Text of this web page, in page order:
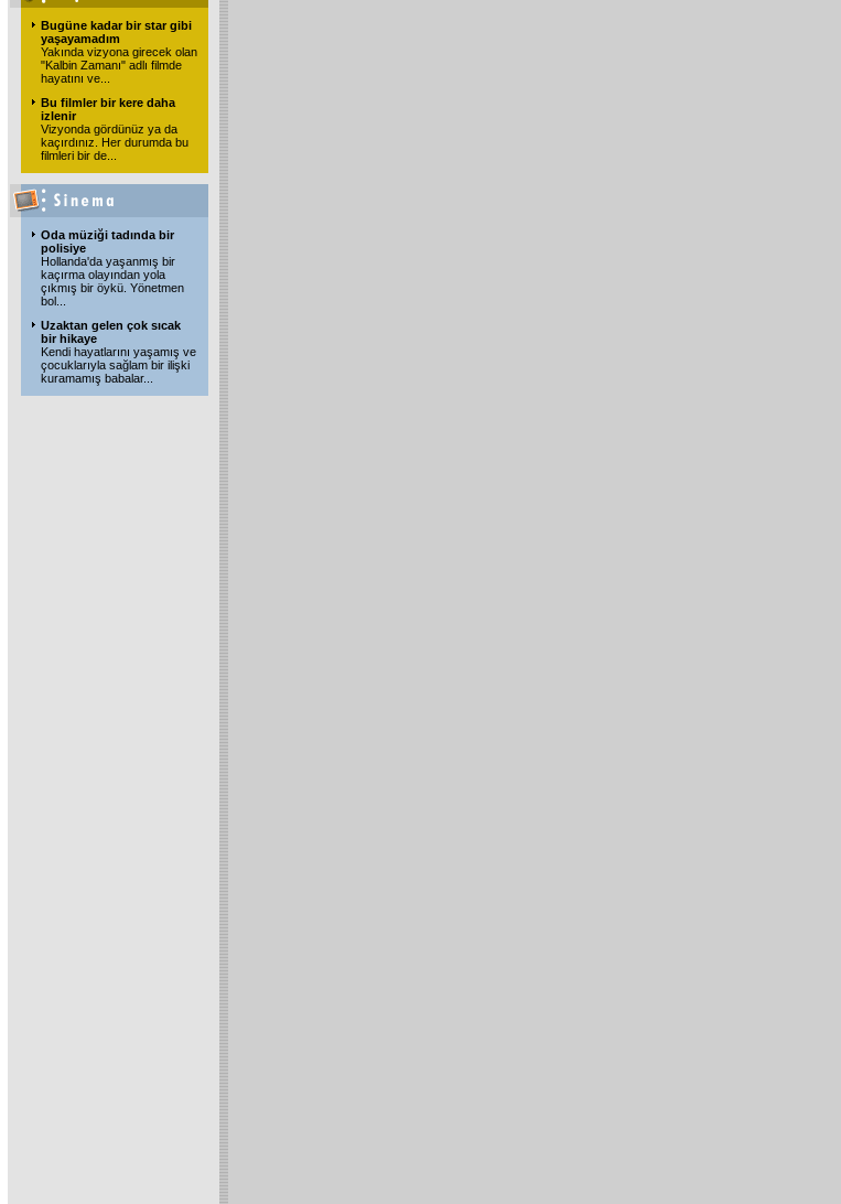
Bugüne kadar bir star gibi
yaşayamadım
Yakında vizyona girecek olan
"Kalbin Zamanı" adlı filmde
hayatını ve
Bu filmler bir kere daha
izlenir
Vizyonda gördünüz ya da
kaçırdınız. Her durumda bu
filmleri bir de
Oda müziği tadında bir
polisiye
Hollanda'da yaşanmış bir
kaçırma olayından yola
çıkmış bir öykü. Yönetmen
bol
Uzaktan gelen çok sıcak
bir hikaye
Kendi hayatlarını yaşamış ve
çocuklarıyla sağlam bir ilişki
kuramamış babalar...